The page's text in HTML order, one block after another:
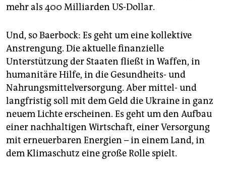
mehr als 400 Milliarden US-Dollar.
Und, so Baerbock: Es geht um eine kollektive
Anstrengung. Die aktuelle finanzielle
Unterstützung der Staaten fließt in Waffen, in
humanitäre Hilfe, in die Gesundheits- und
Nahrungsmittelversorgung. Aber mittel- und
langfristig soll mit dem Geld die Ukraine in ganz
neuem Lichte erscheinen. Es geht um den Aufbau
einer nachhaltigen Wirtschaft, einer Versorgung
mit erneuerbaren Energien – in einem Land, in
dem Klimaschutz eine große Rolle spielt.